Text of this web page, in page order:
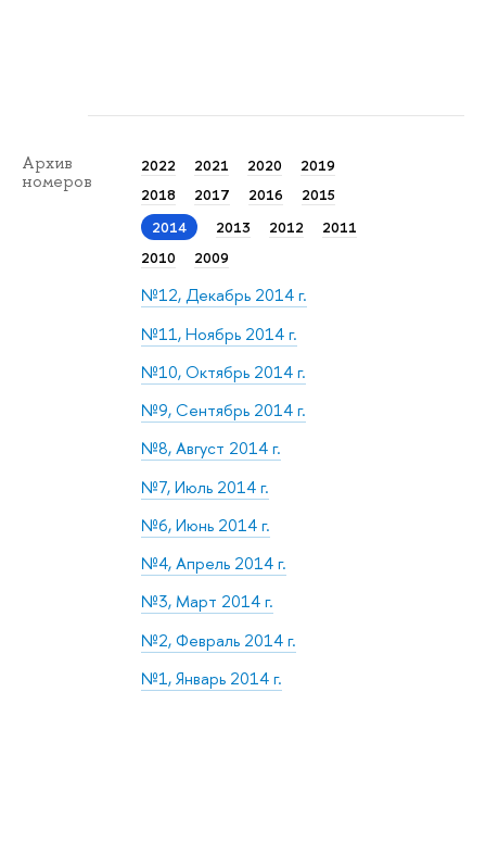
Архив
номеров
2022 2021 2020
2019
2018
2017 2016
2015
2014
2013 2012
2011
2010
2009
№12, Декабрь 2014 г.
№11, Ноябрь 2014 г.
№10, Октябрь 2014 г.
№9, Сентябрь 2014 г.
№8, Август 2014 г.
№7, Июль 2014 г.
№6, Июнь 2014 г.
№4, Апрель 2014 г.
№3, Март 2014 г.
№2, Февраль 2014 г.
№1, Январь 2014 г.